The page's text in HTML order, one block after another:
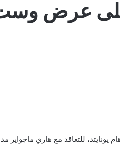
على عرض
للتعاقد مع هاري ماجواير